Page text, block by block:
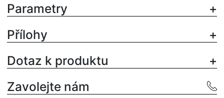
Parametry
Přílohy
Dotaz k produktu
Zavolejte nám